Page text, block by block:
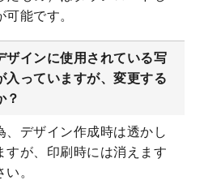
ム・フィットネスクラブのチラ
テンプレート
ベルのデザインテンプレートを
ました。
、洋長3、角2）のデザインテンプ
加しました。
イルのデザインテンプレート
た。
ント版テンプレートをダウンロ
能です。
ザインに使用されている写
入っていますが、変更する
？
、デザイン作成時は透かし
すが、印刷時には消えます
。